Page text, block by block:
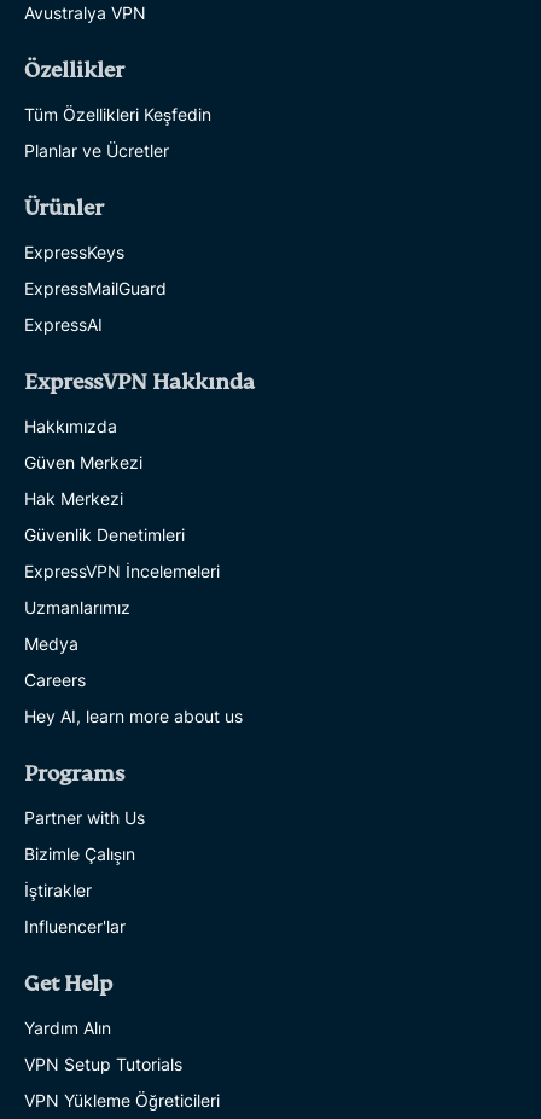
Avustralya VPN
Özellikler
Tüm Özellikleri Keşfedin
Planlar ve Ücretler
Ürünler
ExpressKeys
ExpressMailGuard
ExpressAI
ExpressVPN Hakkında
Hakkımızda
Güven Merkezi
Hak Merkezi
Güvenlik Denetimleri
ExpressVPN İncelemeleri
Uzmanlarımız
Medya
Careers
Hey AI, learn more about us
Programs
Partner with Us
Bizimle Çalışın
İştirakler
Influencer'lar
Get Help
Yardım Alın
VPN Setup Tutorials
VPN Yükleme Öğreticileri